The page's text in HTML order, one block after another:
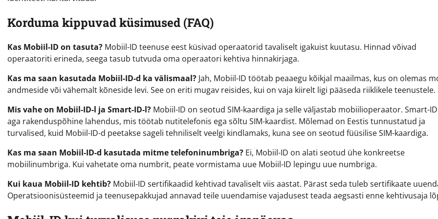
Korduma kippuvad küsimused (FAQ)
Kas Mobiil-ID on tasuta? Mobiil-ID teenuse eest küsivad operaatorid tavaliselt igakuist kuutasu. Hinnad võivad
operaatoriti erineda, seega tasub tutvuda oma operaatori kehtiva hinnakirjaga.
Kas ma saan kasutada Mobiil-ID-d ka välismaal? Jah, Mobiil-ID töötab peaaegu kõikjal maailmas, kus on olemas
andmeside või vähemalt kõneside levi. See on eriti mugav reisides, kui on vaja kiirelt ligi pääseda riiklikele teenustele.
Mis vahe on Mobiil-ID-l ja Smart-ID-l? Mobiil-ID on seotud SIM-kaardiga ja selle väljastab mobiilioperaator. Smart-
aga rakenduspõhine lahendus, mis töötab nutitelefonis ega sõltu SIM-kaardist. Mõlemad on Eestis tunnustatud ja
turvalised, kuid Mobiil-ID-d peetakse sageli tehniliselt veelgi kindlamaks, kuna see on seotud füüsilise SIM-kaardiga.
Kas ma saan Mobiil-ID-d kasutada mitme telefoninumbriga? Ei, Mobiil-ID on alati seotud ühe konkreetse
mobiilinumbriga. Kui vahetate oma numbrit, peate vormistama uue Mobiil-ID lepingu uue numbriga.
Kui kaua Mobiil-ID kehtib? Mobiil-ID sertifikaadid kehtivad tavaliselt viis aastat. Pärast seda tuleb sertifikaate
Operatsioonisüsteemid ja teenusepakkujad annavad teile uuendamise vajadusest teada aegsasti enne kehtivusaja